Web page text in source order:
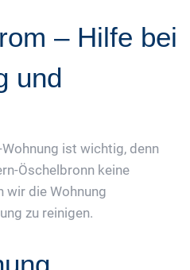
– Hilfe bei
und
ist wichtig, denn
Öschelbronn keine
wir die Wohnung
zu reinigen.